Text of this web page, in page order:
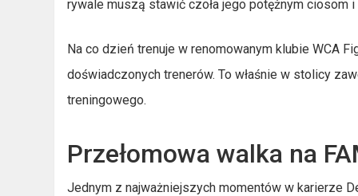
rywale muszą stawić czoła jego potężnym ciosom
Na co dzień trenuje w renomowanym klubie WCA
doświadczonych trenerów. To właśnie w stolicy
treningowego.
Przełomowa walka na
Jednym z najważniejszych momentów w karierze